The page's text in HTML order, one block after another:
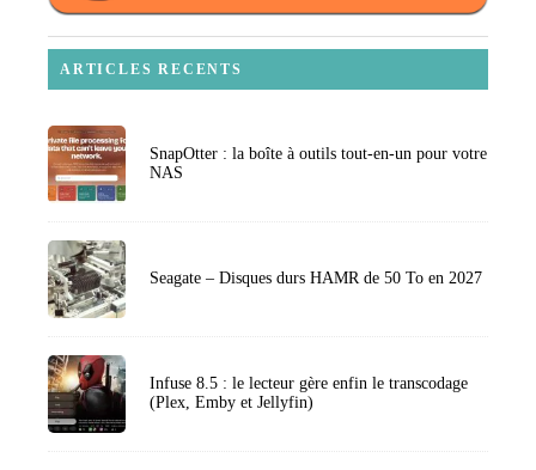
ARTICLES RECENTS
SnapOtter : la boîte à outils tout-en-un pour votre
NAS
Seagate – Disques durs HAMR de 50 To en 2027
Infuse 8.5 : le lecteur gère enfin le transcodage
(Plex, Emby et Jellyfin)